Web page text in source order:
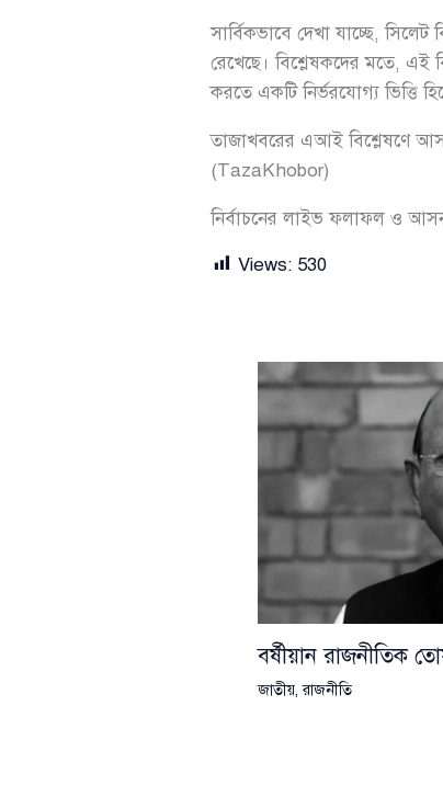
সার্বিকভাবে দেখা যাচ্ছে,
রেখেছে। বিশ্লেষকদের মতে,
করতে একটি নির্ভরযোগ্য ভিত্তি
তাজাখবরের এআই বিশ্লেষণে
(TazaKhobor)
নির্বাচনের লাইভ ফলাফল ও
Views: 530
বর্ষীয়ান রাজনীতিক
জাতীয়,রাজনীতি